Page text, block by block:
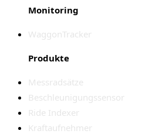
Monitoring
WaggonTracker
Produkte
Messradsätze
Beschleunigungssensor
Ride Indexer
Kraftaufnehmer